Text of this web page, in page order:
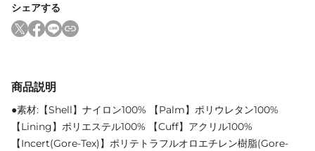
シェアする
商品説明
●素材:【Shell】ナイロン100% 【Palm】ポリウレタン100%
【Lining】ポリエステル100% 【Cuff】アクリル100%
【Incert(Gore-Tex)】ポリテトラフルオロエチレン樹脂(Gore-